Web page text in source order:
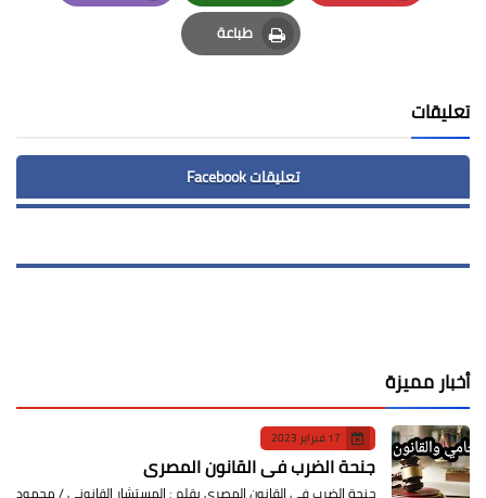
Pinterest
Whatsapp
Email
طباعة
Print
تعليقات
تعليقات Facebook
أخبار مميزة
17 فبراير 2023
جنحة الضرب في القانون المصري